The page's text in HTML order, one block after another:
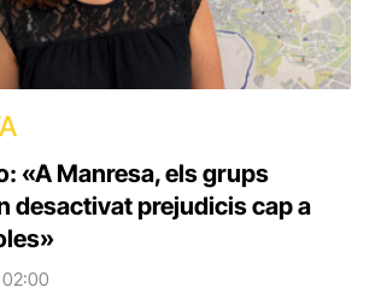
«A Manresa, els grups
desactivat prejudicis cap a